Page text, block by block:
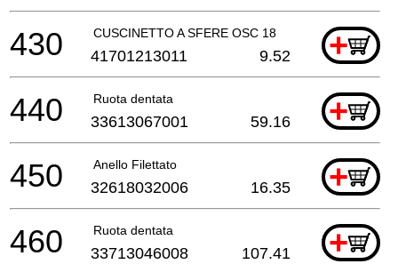
CUSCINETTO A SFERE OSC 18 +
430 41701213011 9.52
Ruota dentata +
440 33613067001 59.16
Anello Filettato +
450 32618032006 16.35
Ruota dentata +
460 33713046008 107.41